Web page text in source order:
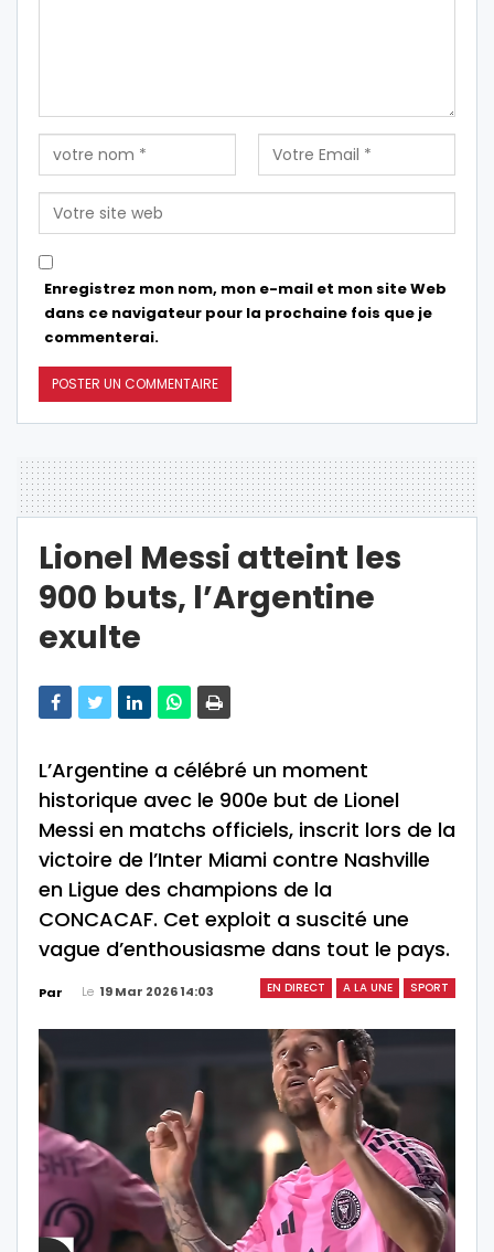
Enregistrez mon nom, mon e-mail et mon site Web
dans ce navigateur pour la prochaine fois que je
commenterai.
Lionel Messi atteint les
900 buts, l’Argentine
exulte
L’Argentine a célébré un moment
historique avec le 900e but de Lionel
Messi en matchs officiels, inscrit lors de la
victoire de l’Inter Miami contre Nashville
en Ligue des champions de la
CONCACAF. Cet exploit a suscité une
vague d’enthousiasme dans tout le pays.
EN DIRECT A LA UNE SPORT
Par Le 19 Mar 2026 14:03